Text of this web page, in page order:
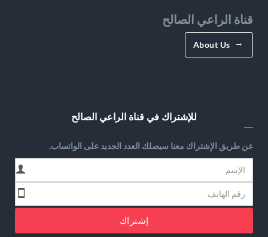
قناة الراعي الصالح
About Us
للإشتراك في قناة الراعي الصالح
عن طريق الإشتراك معنا سيصلك العدد الجديد على الواتساب.
إشتراك